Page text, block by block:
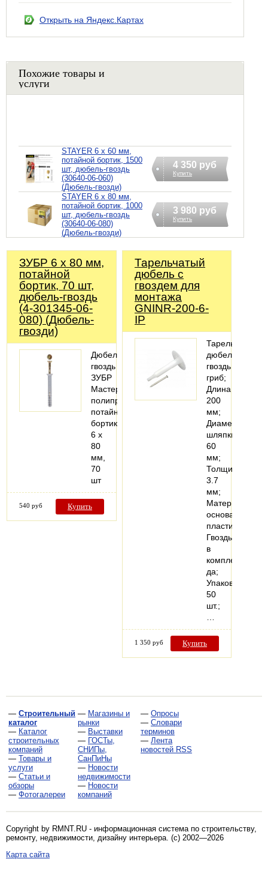
Открыть на Яндекс.Картах
Похожие товары и
услуги
STAYER 6 х 60 мм,
потайной бортик, 1500
шт, дюбель-гвоздь
(30640-06-060)
(Дюбель-гвозди)
4 350 руб
Купить
STAYER 6 х 80 мм,
потайной бортик, 1000
шт, дюбель-гвоздь
(30640-06-080)
(Дюбель-гвозди)
3 980 руб
Купить
ЗУБР 6 х 80 мм,
потайной
бортик, 70 шт,
дюбель-гвоздь
(4-301345-06-
080) (Дюбель-
гвозди)
Дюбель-
гвоздь
ЗУБР
Мастер
полипропиленовый,
потайный
бортик,
6 x
80
мм,
70
шт
540 руб Купить
Тарельчатый
дюбель с
гвоздем для
монтажа
GNINR-200-6-
IP
Тарельчатый
дюбель
гвоздь
гриб;
Длина
200
мм;
Диаметр
шляпки
60
мм;
Толщина
3.7
мм;
Материал
основания
пластик;
Гвоздь
в
комплекте
да;
Упаковка
50
шт.;
1 350 руб Купить
— Строительный
каталог
— Каталог
строительных
компаний
— Товары и
услуги
— Статьи и
обзоры
— Фотогалереи
— Магазины и
рынки
— Выставки
— ГОСТы,
СНИПы,
СанПиНы
— Новости
недвижимости
— Новости
компаний
— Опросы
— Словари
терминов
— Лента
новостей RSS
Copyright by RMNT.RU - информационная система по строительству,
ремонту, недвижимости, дизайну интерьера . (c) 2002—2026
Карта сайта